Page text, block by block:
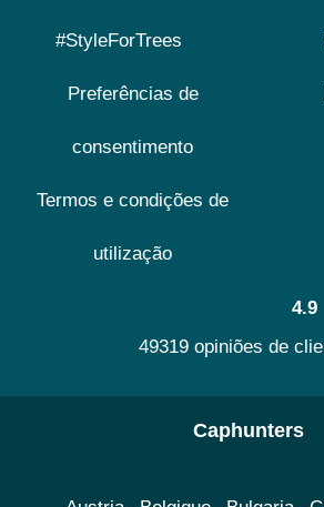
#StyleForTrees
Preferências de
consentimento
Termos e condições de
utilização
4.9
49319 opiniões de
Caphunters